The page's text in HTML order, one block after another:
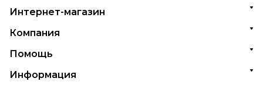
Интернет-магазин
Компания
Помощь
Информация